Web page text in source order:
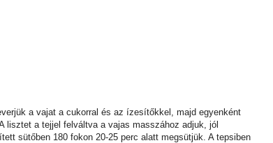
a vajat a cukorral és az ízesítőkkel, majd egyenként
lisztet a tejjel felváltva a vajas masszához adjuk, jól
sütőben 180 fokon 20-25 perc alatt megsütjük. A tepsiben